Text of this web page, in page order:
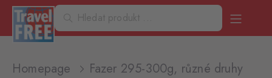
Homepage Fazer 295-300g, různé druhy